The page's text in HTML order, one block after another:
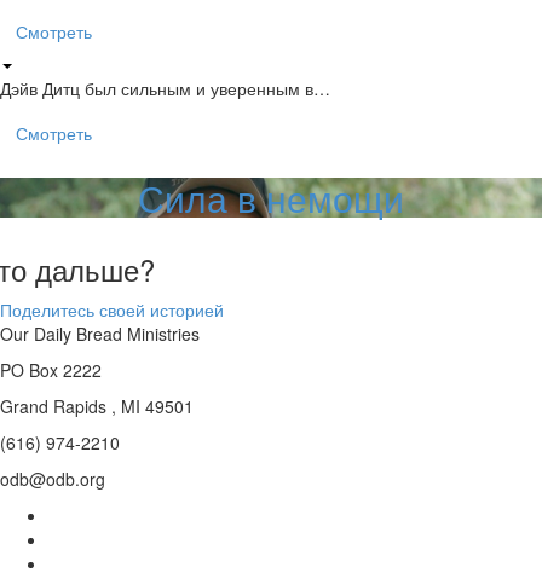
Смотреть
Дэйв Дитц был сильным и уверенным в…
Смотреть
Сила в немощи
дальше?
Поделитесь своей историей
Our Daily Bread Ministries
PO Box 2222
Grand Rapids , MI 49501
(616) 974-2210
odb@odb.org